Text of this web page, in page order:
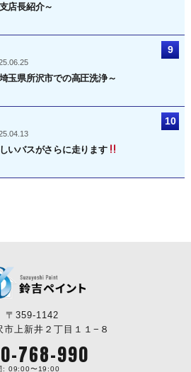
店長紹介～
玉県所沢市での高圧洗浄～
いバスがさらに走ります
〒359-1142
市上新井２丁目１１−８
768-990
: 09:00〜19:00